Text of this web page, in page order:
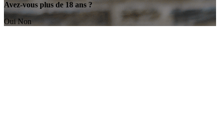
Avez-vous plus de 18 ans ?
Oui Non